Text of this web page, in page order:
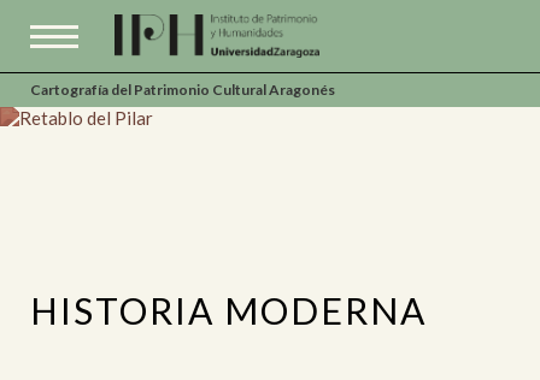
Cartografía del Patrimonio Cultural Aragonés
HISTORIA MODERNA